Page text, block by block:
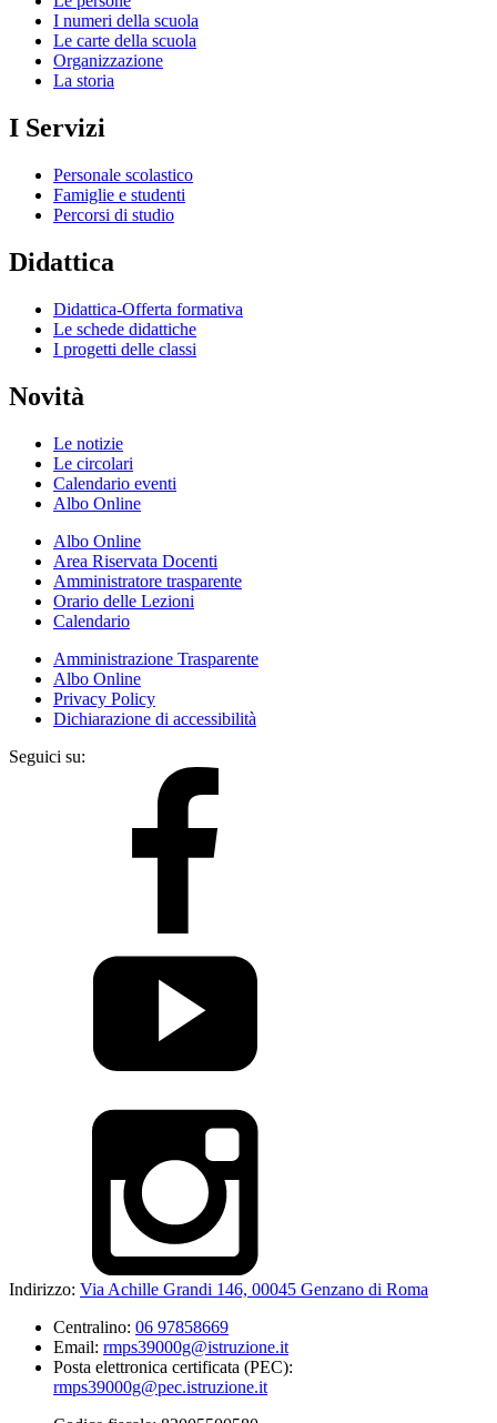
I numeri della scuola
Le carte della scuola
Organizzazione
La storia
I Servizi
Personale scolastico
Famiglie e studenti
Percorsi di studio
Didattica
Didattica-Offerta formativa
Le schede didattiche
I progetti delle classi
Novità
Le notizie
Le circolari
Calendario eventi
Albo Online
Albo Online
Area Riservata Docenti
Amministratore trasparente
Orario delle Lezioni
Calendario
Amministrazione Trasparente
Albo Online
Privacy Policy
Dichiarazione di accessibilità
Seguici su:
Indirizzo: Via Achille Grandi 146, 00045 Genzano di Roma
Centralino: 06 97858669
Email: rmps39000g@istruzione.it
Posta elettronica certificata (PEC):
rmps39000g@pec.istruzione.it